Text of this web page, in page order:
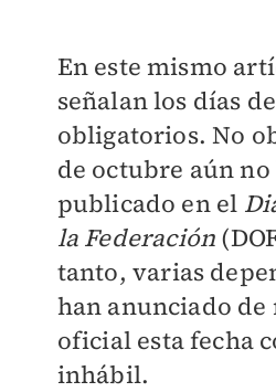
En este mismo
señalan los días
obligatorios. No
de octubre aún no
publicado en el
la Federación
tanto, varias
han anunciado de
oficial esta fecha
inhábil.